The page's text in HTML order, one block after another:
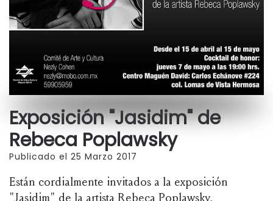
Exposición "Jasidim" de
Rebeca Poplawsky
Publicado el 25 Marzo 2017
Están cordialmente invitados a la exposición
"Jasidim" de la artista Rebeca Poplawsky,